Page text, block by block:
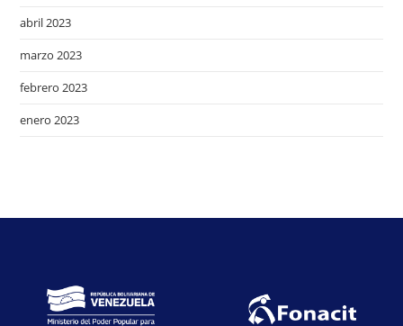
abril 2023
marzo 2023
febrero 2023
enero 2023